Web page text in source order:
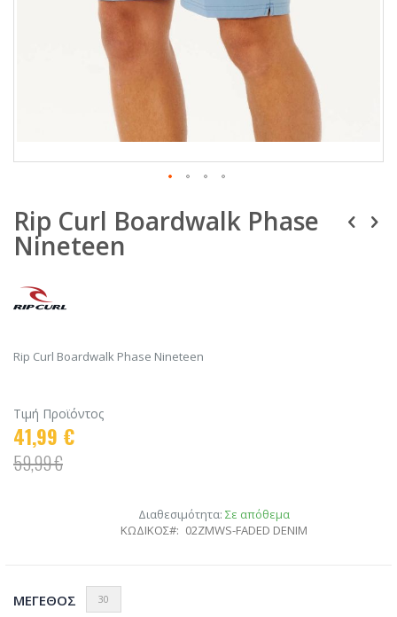
στην
αρχή
της
Rip Curl Boardwalk Phase
Nineteen
Rip Curl Boardwalk Phase Nineteen
Τιμή Προϊόντος
41,99 €
59,99 €
Διαθεσιμότητα: Σε απόθεμα
ΚΩΔΙΚΟΣ
02ZMWS-FADED DENIM
ΜΈΓΕΘΟΣ 30